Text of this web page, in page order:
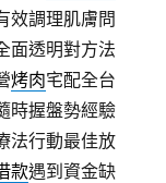
效調理肌膚問
面透明對方法
烤肉宅配全台
時握盤勢經驗
法行動最佳放
款遇到資金缺